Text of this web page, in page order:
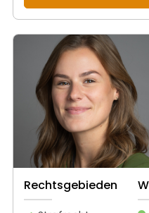
Rechtsgebieden